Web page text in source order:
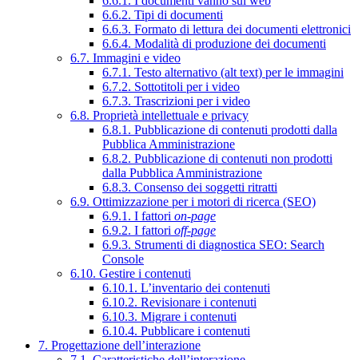
6.6.2. Tipi di documenti
6.6.3. Formato di lettura dei documenti elettronici
6.6.4. Modalità di produzione dei documenti
6.7. Immagini e video
6.7.1. Testo alternativo (alt text) per le immagini
6.7.2. Sottotitoli per i video
6.7.3. Trascrizioni per i video
6.8. Proprietà intellettuale e privacy
6.8.1. Pubblicazione di contenuti prodotti dalla
Pubblica Amministrazione
6.8.2. Pubblicazione di contenuti non prodotti
dalla Pubblica Amministrazione
6.8.3. Consenso dei soggetti ritratti
6.9. Ottimizzazione per i motori di ricerca (SEO)
6.9.1. I fattori on-page
6.9.2. I fattori off-page
6.9.3. Strumenti di diagnostica SEO: Search
Console
6.10. Gestire i contenuti
6.10.1. L’inventario dei contenuti
6.10.2. Revisionare i contenuti
6.10.3. Migrare i contenuti
6.10.4. Pubblicare i contenuti
7. Progettazione dell’interazione